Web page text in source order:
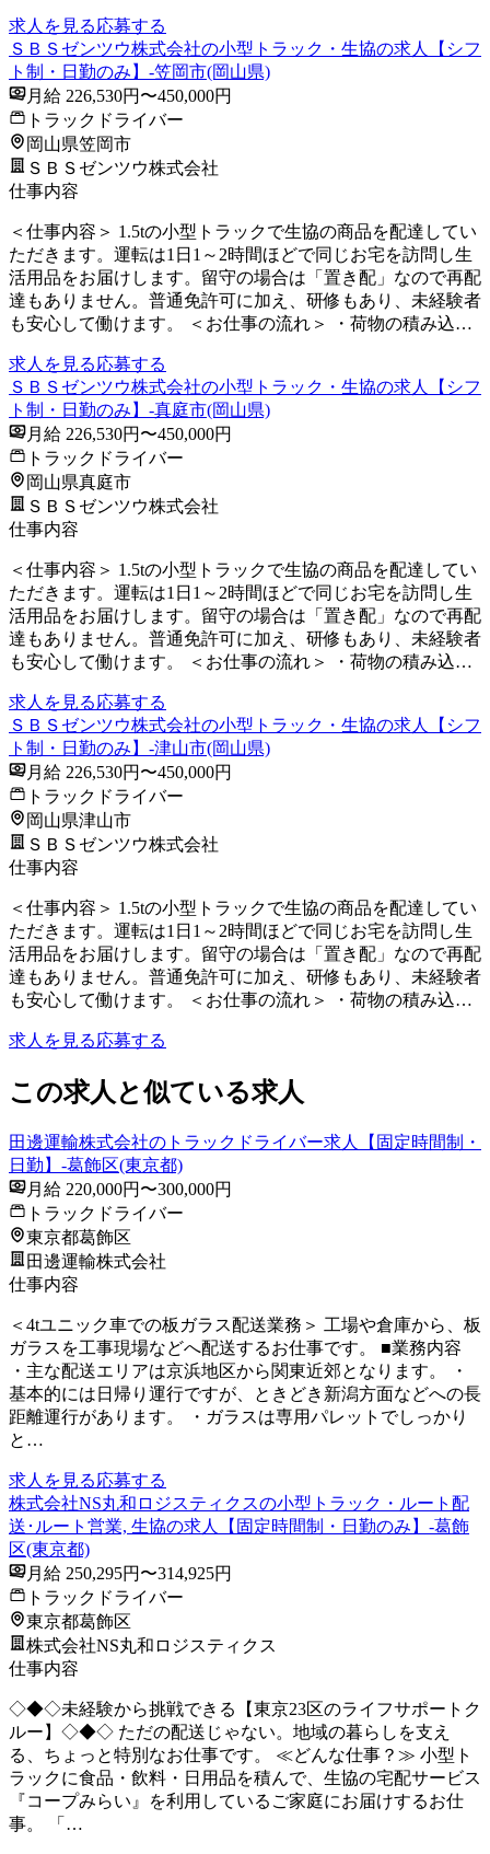
求人を見る応募する
ＳＢＳゼンツウ株式会社の小型トラック・生協の求人【シフ
ト制・日勤のみ】-笠岡市(岡山県)
月給 226,530円〜450,000円
トラックドライバー
岡山県笠岡市
ＳＢＳゼンツウ株式会社
仕事内容
＜仕事内容＞ 1.5tの小型トラックで生協の商品を配達してい
ただきます。運転は1日1～2時間ほどで同じお宅を訪問し生
活用品をお届けします。留守の場合は「置き配」なので再配
達もありません。普通免許可に加え、研修もあり、未経験者
も安心して働けます。 ＜お仕事の流れ＞ ・荷物の積み込…
求人を見る応募する
ＳＢＳゼンツウ株式会社の小型トラック・生協の求人【シフ
ト制・日勤のみ】-真庭市(岡山県)
月給 226,530円〜450,000円
トラックドライバー
岡山県真庭市
ＳＢＳゼンツウ株式会社
仕事内容
＜仕事内容＞ 1.5tの小型トラックで生協の商品を配達してい
ただきます。運転は1日1～2時間ほどで同じお宅を訪問し生
活用品をお届けします。留守の場合は「置き配」なので再配
達もありません。普通免許可に加え、研修もあり、未経験者
も安心して働けます。 ＜お仕事の流れ＞ ・荷物の積み込…
求人を見る応募する
ＳＢＳゼンツウ株式会社の小型トラック・生協の求人【シフ
ト制・日勤のみ】-津山市(岡山県)
月給 226,530円〜450,000円
トラックドライバー
岡山県津山市
ＳＢＳゼンツウ株式会社
仕事内容
＜仕事内容＞ 1.5tの小型トラックで生協の商品を配達してい
ただきます。運転は1日1～2時間ほどで同じお宅を訪問し生
活用品をお届けします。留守の場合は「置き配」なので再配
達もありません。普通免許可に加え、研修もあり、未経験者
も安心して働けます。 ＜お仕事の流れ＞ ・荷物の積み込…
求人を見る応募する
この求人と似ている求人
田邊運輸株式会社のトラックドライバー求人【固定時間制・
日勤】-葛飾区(東京都)
月給 220,000円〜300,000円
トラックドライバー
東京都葛飾区
田邊運輸株式会社
仕事内容
＜4tユニック車での板ガラス配送業務＞ 工場や倉庫から、板
ガラスを工事現場などへ配送するお仕事です。 ■業務内容
・主な配送エリアは京浜地区から関東近郊となります。 ・
基本的には日帰り運行ですが、ときどき新潟方面などへの長
距離運行があります。 ・ガラスは専用パレットでしっかり
と…
求人を見る応募する
株式会社NS丸和ロジスティクスの小型トラック・ルート配
送･ルート営業, 生協の求人【固定時間制・日勤のみ】-葛飾
区(東京都)
月給 250,295円〜314,925円
トラックドライバー
東京都葛飾区
株式会社NS丸和ロジスティクス
仕事内容
◇◆◇未経験から挑戦できる【東京23区のライフサポートク
ルー】◇◆◇ ただの配送じゃない。地域の暮らしを支え
る、ちょっと特別なお仕事です。 ≪どんな仕事？≫ 小型ト
ラックに食品・飲料・日用品を積んで、生協の宅配サービス
『コープみらい』を利用しているご家庭にお届けするお仕
事。 「…